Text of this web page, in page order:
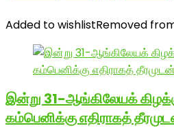
Added to wishlistRemoved
இன்று 31-ஆங்கிலேயக்
கம்பெனிக்கு எதிராகத்